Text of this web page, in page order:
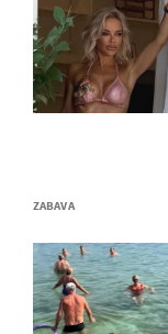
ZABAVA